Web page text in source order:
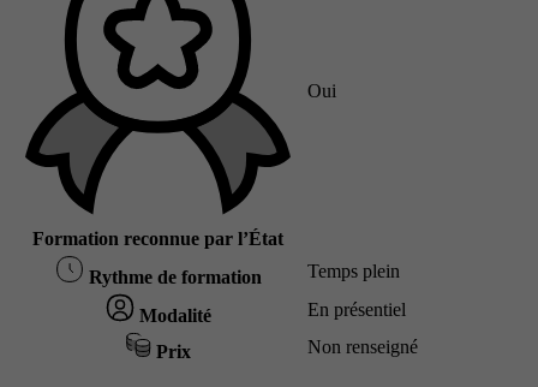
Formation reconnue par l’État
Oui
Rythme de formation Temps plein
Modalité En présentiel
Prix Non renseigné